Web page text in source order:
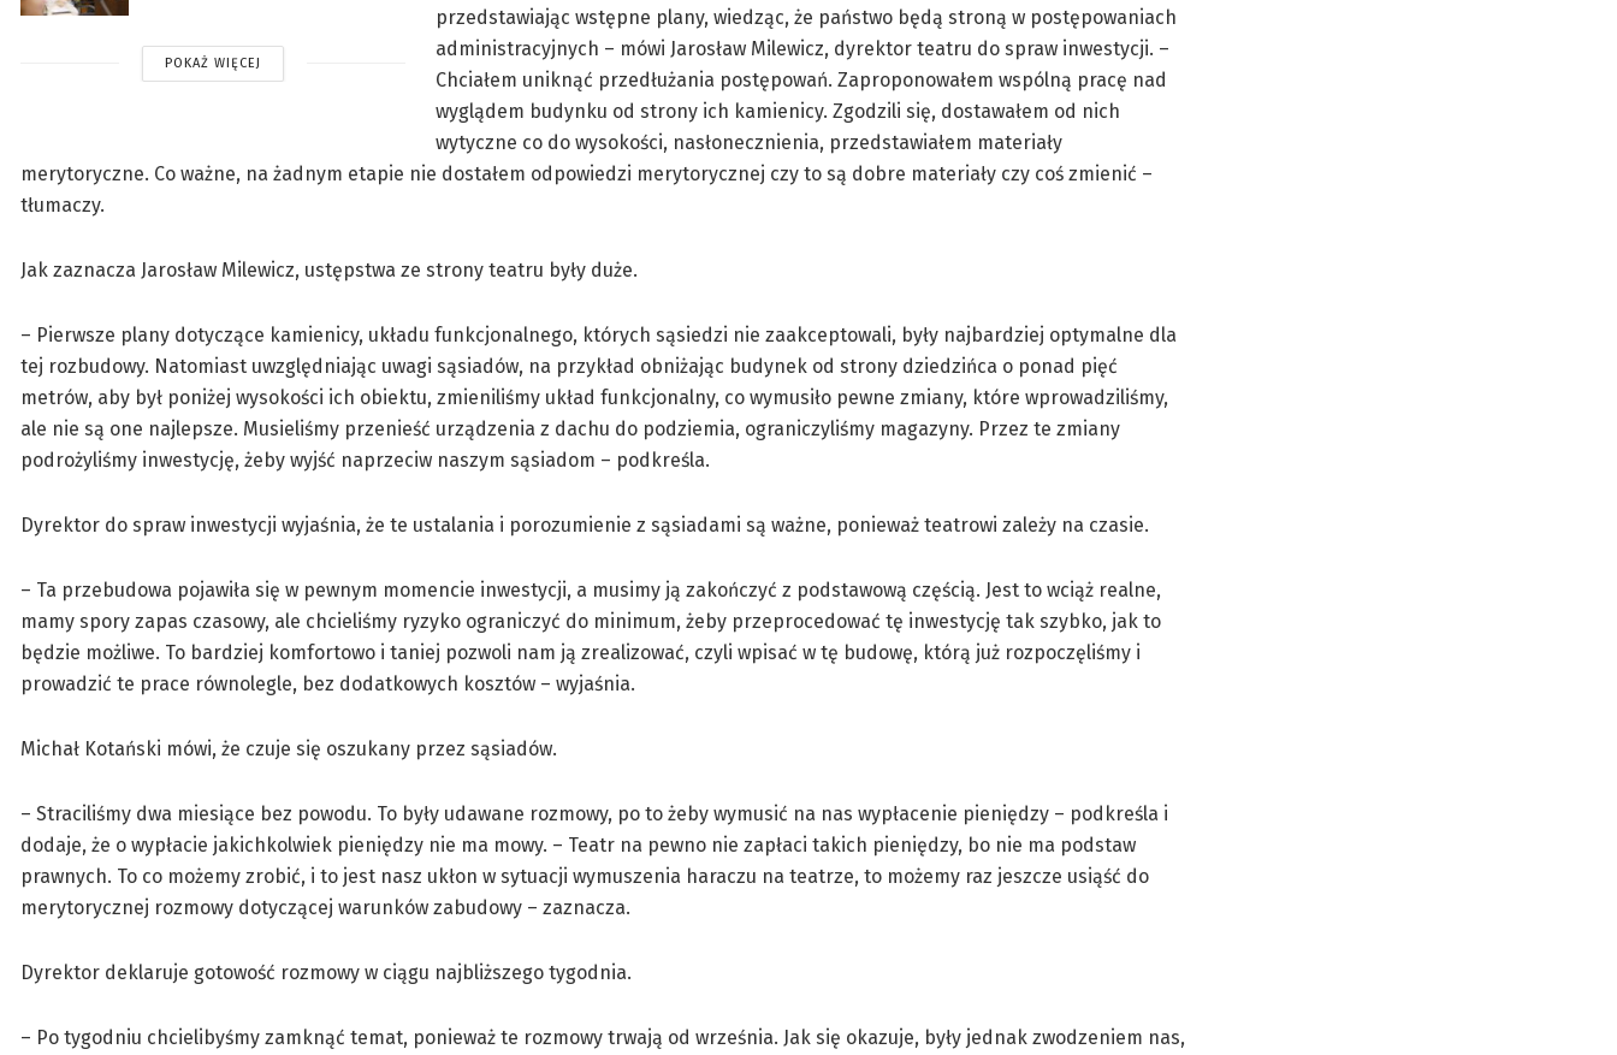
POKAŻ WIĘCEJ
przedstawiając wstępne plany, wiedząc, że państwo będą stroną w postępowaniach
administracyjnych – mówi Jarosław Milewicz, dyrektor teatru do spraw inwestycji. –
Chciałem uniknąć przedłużania postępowań. Zaproponowałem wspólną pracę nad
wyglądem budynku od strony ich kamienicy. Zgodzili się, dostawałem od nich
wytyczne co do wysokości, nasłonecznienia, przedstawiałem materiały
merytoryczne. Co ważne, na żadnym etapie nie dostałem odpowiedzi merytorycznej czy to są dobre materiały czy coś zmienić –
tłumaczy.
Jak zaznacza Jarosław Milewicz, ustępstwa ze strony teatru były duże.
– Pierwsze plany dotyczące kamienicy, układu funkcjonalnego, których sąsiedzi nie zaakceptowali, były najbardziej optymalne dla
tej rozbudowy. Natomiast uwzględniając uwagi sąsiadów, na przykład obniżając budynek od strony dziedzińca o ponad pięć
metrów, aby był poniżej wysokości ich obiektu, zmieniliśmy układ funkcjonalny, co wymusiło pewne zmiany, które wprowadziliśmy,
ale nie są one najlepsze. Musieliśmy przenieść urządzenia z dachu do podziemia, ograniczyliśmy magazyny. Przez te zmiany
podrożyliśmy inwestycję, żeby wyjść naprzeciw naszym sąsiadom – podkreśla.
Dyrektor do spraw inwestycji wyjaśnia, że te ustalania i porozumienie z sąsiadami są ważne, ponieważ teatrowi zależy na czasie.
– Ta przebudowa pojawiła się w pewnym momencie inwestycji, a musimy ją zakończyć z podstawową częścią. Jest to wciąż realne,
mamy spory zapas czasowy, ale chcieliśmy ryzyko ograniczyć do minimum, żeby przeprocedować tę inwestycję tak szybko, jak to
będzie możliwe. To bardziej komfortowo i taniej pozwoli nam ją zrealizować, czyli wpisać w tę budowę, którą już rozpoczęliśmy i
prowadzić te prace równolegle, bez dodatkowych kosztów – wyjaśnia.
Michał Kotański mówi, że czuje się oszukany przez sąsiadów.
– Straciliśmy dwa miesiące bez powodu. To były udawane rozmowy, po to żeby wymusić na nas wypłacenie pieniędzy – podkreśla i
dodaje, że o wypłacie jakichkolwiek pieniędzy nie ma mowy. – Teatr na pewno nie zapłaci takich pieniędzy, bo nie ma podstaw
prawnych. To co możemy zrobić, i to jest nasz ukłon w sytuacji wymuszenia haraczu na teatrze, to możemy raz jeszcze usiąść do
merytorycznej rozmowy dotyczącej warunków zabudowy – zaznacza.
Dyrektor deklaruje gotowość rozmowy w ciągu najbliższego tygodnia.
– Po tygodniu chcielibyśmy zamknąć temat, ponieważ te rozmowy trwają od września. Jak się okazuje, były jednak zwodzeniem nas,